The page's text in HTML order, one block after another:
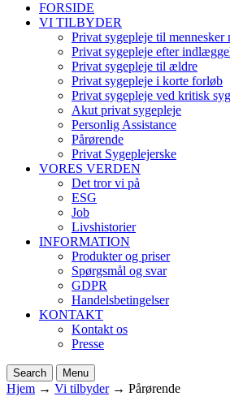
FORSIDE
VI TILBYDER
Privat sygepleje til mennesker
Privat sygepleje efter
Privat sygepleje til ældre
Privat sygepleje i korte forløb
Privat sygepleje ved kritisk
Akut privat sygepleje
Personlig Assistance
Pårørende
Privat Sygeplejerske
VORES VERDEN
Det tror vi på
ESG
Job
Livshistorier
INFORMATION
Produkter og priser
Spørgsmål og svar
GDPR
Handelsbetingelser
KONTAKT
Kontakt os
Presse
Search Menu
Hjem → Vi tilbyder → Pårørende